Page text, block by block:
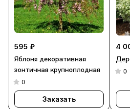
595 ₽
Яблоня декоративная
зонтичная крупноплодная
0
Заказать
4
0